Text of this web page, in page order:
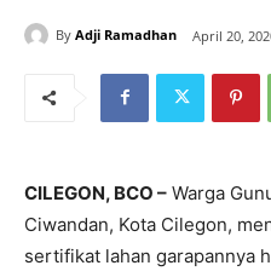
By Adji Ramadhan April 20,
CILEGON, BCO – Warga
Ciwandan, Kota Cilegon,
sertifikat lahan garapannya